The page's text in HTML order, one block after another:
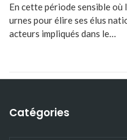
En cette période sensible
urnes pour élire ses élus
acteurs impliqués dans le…
Catégories